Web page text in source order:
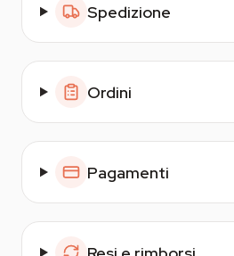
Spedizione
Ordini
Pagamenti